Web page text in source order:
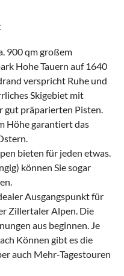
900 qm großem
Hohe Tauern auf 1640
verspricht Ruhe und
Skigebiet mit
gut präparierten Pisten.
Höhe garantiert das
bieten für jeden etwas.
können Sie sogar
Ausgangspunkt für
Zillertaler Alpen. Die
aus beginnen. Je
Können gibt es die
auch Mehr-Tagestouren